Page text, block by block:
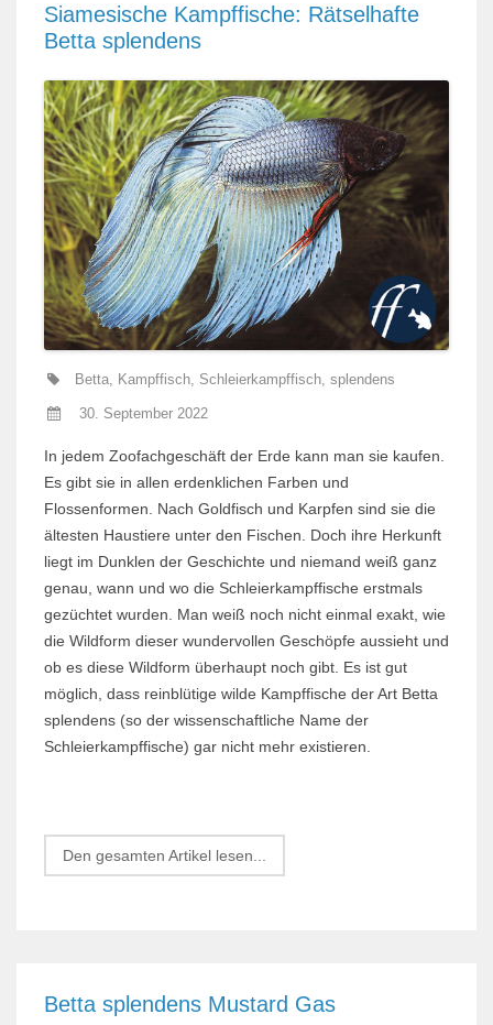
Siamesische Kampffische: Rätselhafte
Betta splendens
Betta, Kampffisch, Schleierkampffisch, splendens
30. September 2022
In jedem Zoofachgeschäft der Erde kann man sie kaufen.
Es gibt sie in allen erdenklichen Farben und
Flossenformen. Nach Goldfisch und Karpfen sind sie die
ältesten Haustiere unter den Fischen. Doch ihre Herkunft
liegt im Dunklen der Geschichte und niemand weiß ganz
genau, wann und wo die Schleierkampffische erstmals
gezüchtet wurden. Man weiß noch nicht einmal exakt, wie
die Wildform dieser wundervollen Geschöpfe aussieht und
ob es diese Wildform überhaupt noch gibt. Es ist gut
möglich, dass reinblütige wilde Kampffische der Art Betta
splendens (so der wissenschaftliche Name der
Schleierkampffische) gar nicht mehr existieren.
Den gesamten Artikel lesen...
Betta splendens Mustard Gas